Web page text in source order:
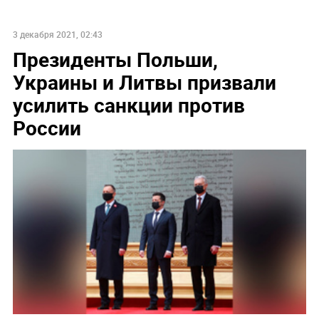
3 декабря 2021, 02:43
Президенты Польши,
Украины и Литвы призвали
усилить санкции против
России